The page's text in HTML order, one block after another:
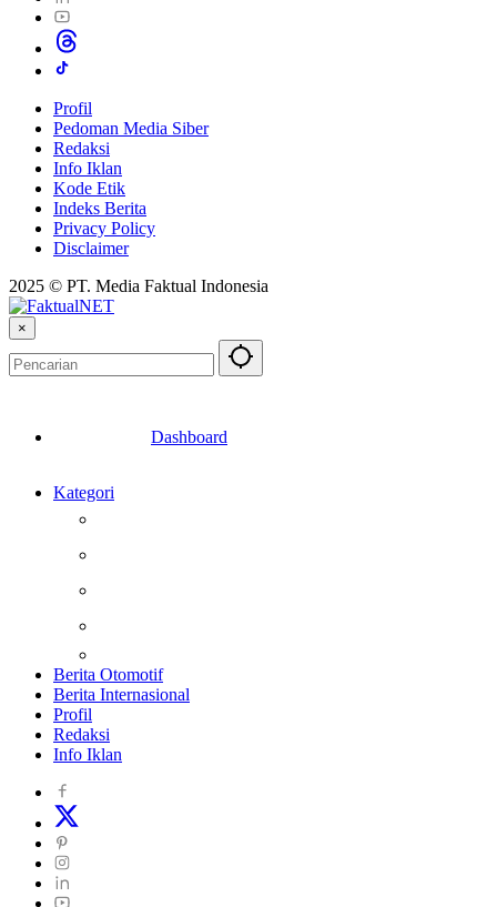
Profil
Pedoman Media Siber
Redaksi
Info Iklan
Kode Etik
Indeks Berita
Privacy Policy
Disclaimer
2025 © PT. Media Faktual Indonesia
×
Dashboard
Kategori
Berita Otomotif
Berita Internasional
Profil
Redaksi
Info Iklan